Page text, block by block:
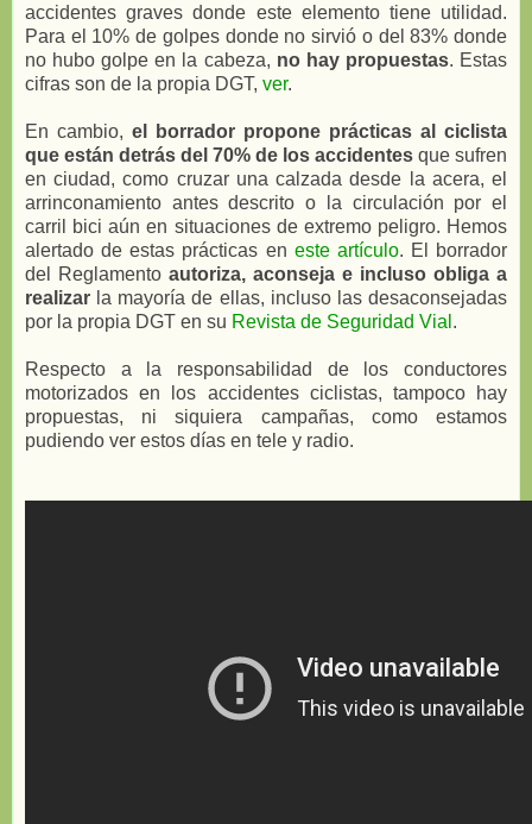
accidentes graves donde este elemento tiene utilidad.
Para el 10% de golpes donde no sirvió o del 83% donde
no hubo golpe en la cabeza, no hay propuestas. Estas
cifras son de la propia DGT, ver.
En cambio, el borrador propone prácticas al ciclista
que están detrás del 70% de los accidentes que sufren
en ciudad, como cruzar una calzada desde la acera, el
arrinconamiento antes descrito o la circulación por el
carril bici aún en situaciones de extremo peligro. Hemos
alertado de estas prácticas en este artículo. El borrador
del Reglamento autoriza, aconseja e incluso obliga a
realizar la mayoría de ellas, incluso las desaconsejadas
por la propia DGT en su Revista de Seguridad Vial .
Respecto a la responsabilidad de los conductores
motorizados en los accidentes ciclistas, tampoco hay
propuestas, ni siquiera campañas, como estamos
pudiendo ver estos días en tele y radio.